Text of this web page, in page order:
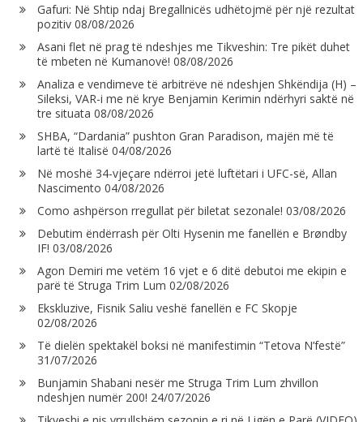
Gafuri: Në Shtip ndaj Bregallnicës udhëtojmë për një rezultat
pozitiv 08/08/2026
Asani flet në prag të ndeshjes me Tikveshin: Tre pikët duhet
të mbeten në Kumanovë! 08/08/2026
Analiza e vendimeve të arbitrëve në ndeshjen Shkëndija (H) –
Sileksi, VAR-i me në krye Benjamin Kerimin ndërhyri saktë në
tre situata 08/08/2026
SHBA, “Dardania” pushton Gran Paradison, majën më të
lartë të Italisë 04/08/2026
Në moshë 34-vjeçare ndërroi jetë luftëtari i UFC-së, Allan
Nascimento 04/08/2026
Como ashpërson rregullat për biletat sezonale! 03/08/2026
Debutim ëndërrash për Olti Hysenin me fanellën e Brøndby
IF! 03/08/2026
Agon Demiri me vetëm 16 vjet e 6 ditë debutoi me ekipin e
parë të Struga Trim Lum 02/08/2026
Ekskluzive, Fisnik Saliu veshë fanellën e FC Skopje
02/08/2026
Të dielën spektakël boksi në manifestimin “Tetova N’festë”
31/07/2026
Bunjamin Shabani nesër me Struga Trim Lum zhvillon
ndeshjen numër 200! 24/07/2026